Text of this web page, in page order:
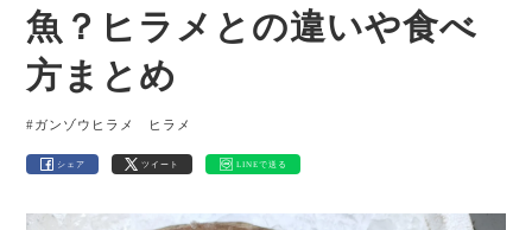
魚？ヒラメとの違いや食べ
方まとめ
#ガンゾウヒラメ ヒラメ
シェア ツイート LINEで送る